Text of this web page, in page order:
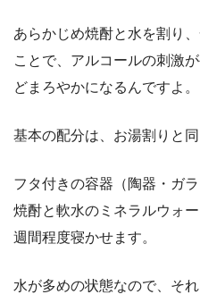
あらかじめ焼酎と水を割り
ことで、アルコールの刺激
どまろやかになるんですよ。
基本の配分は、お湯割りと同
フタ付きの容器（陶器・ガ
焼酎と軟水のミネラルウォ
週間程度寝かせます。
水が多めの状態なので、そ